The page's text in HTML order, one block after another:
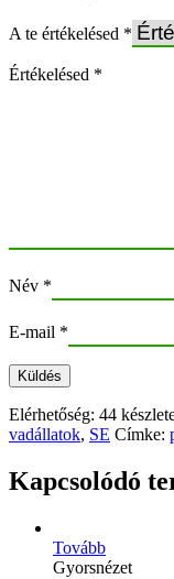
A te értékelésed *
Értékelésed *
Név *
E-mail *
Elérhetőség: 44
vadállatok, SE Címke:
Kapcsolódó
Tovább
Gyorsnézet